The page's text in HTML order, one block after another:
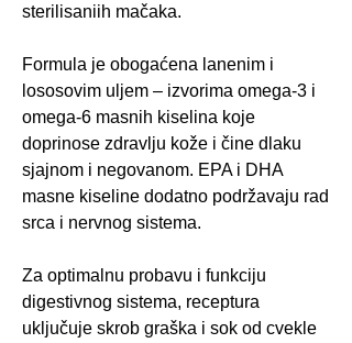
sterilisaniih mačaka.
Formula je obogaćena lanenim i
lososovim uljem – izvorima omega-3 i
omega-6 masnih kiselina koje
doprinose zdravlju kože i čine dlaku
sjajnom i negovanom. EPA i DHA
masne kiseline dodatno podržavaju rad
srca i nervnog sistema.
Za optimalnu probavu i funkciju
digestivnog sistema, receptura
uključuje skrob graška i sok od cvekle